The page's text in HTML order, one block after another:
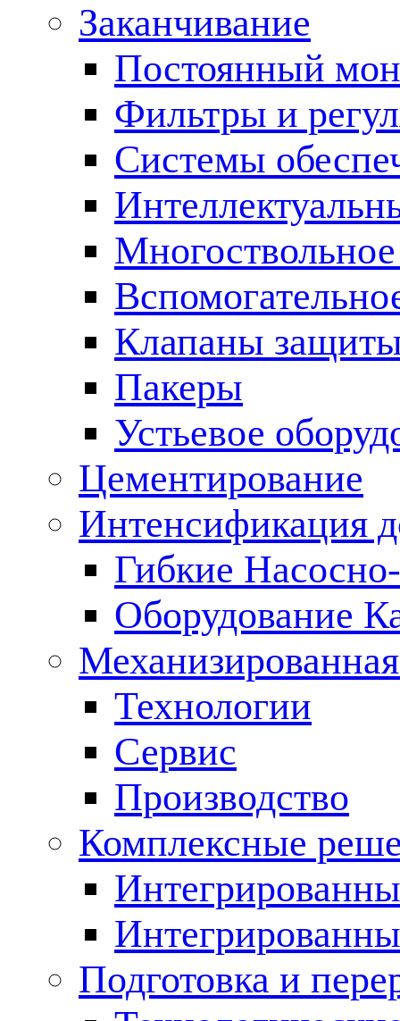
Заканчивание
Постоянный
Фильтры и
Cистемы
Клапаны
Пакеры
Устьевое
Цементирование
Интенсификация
Гибкие
Оборудование
Технологии
Сервис
Производство
Комплексные
Подготовка и